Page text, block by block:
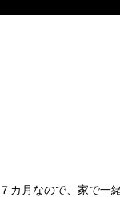
月なので、家で一